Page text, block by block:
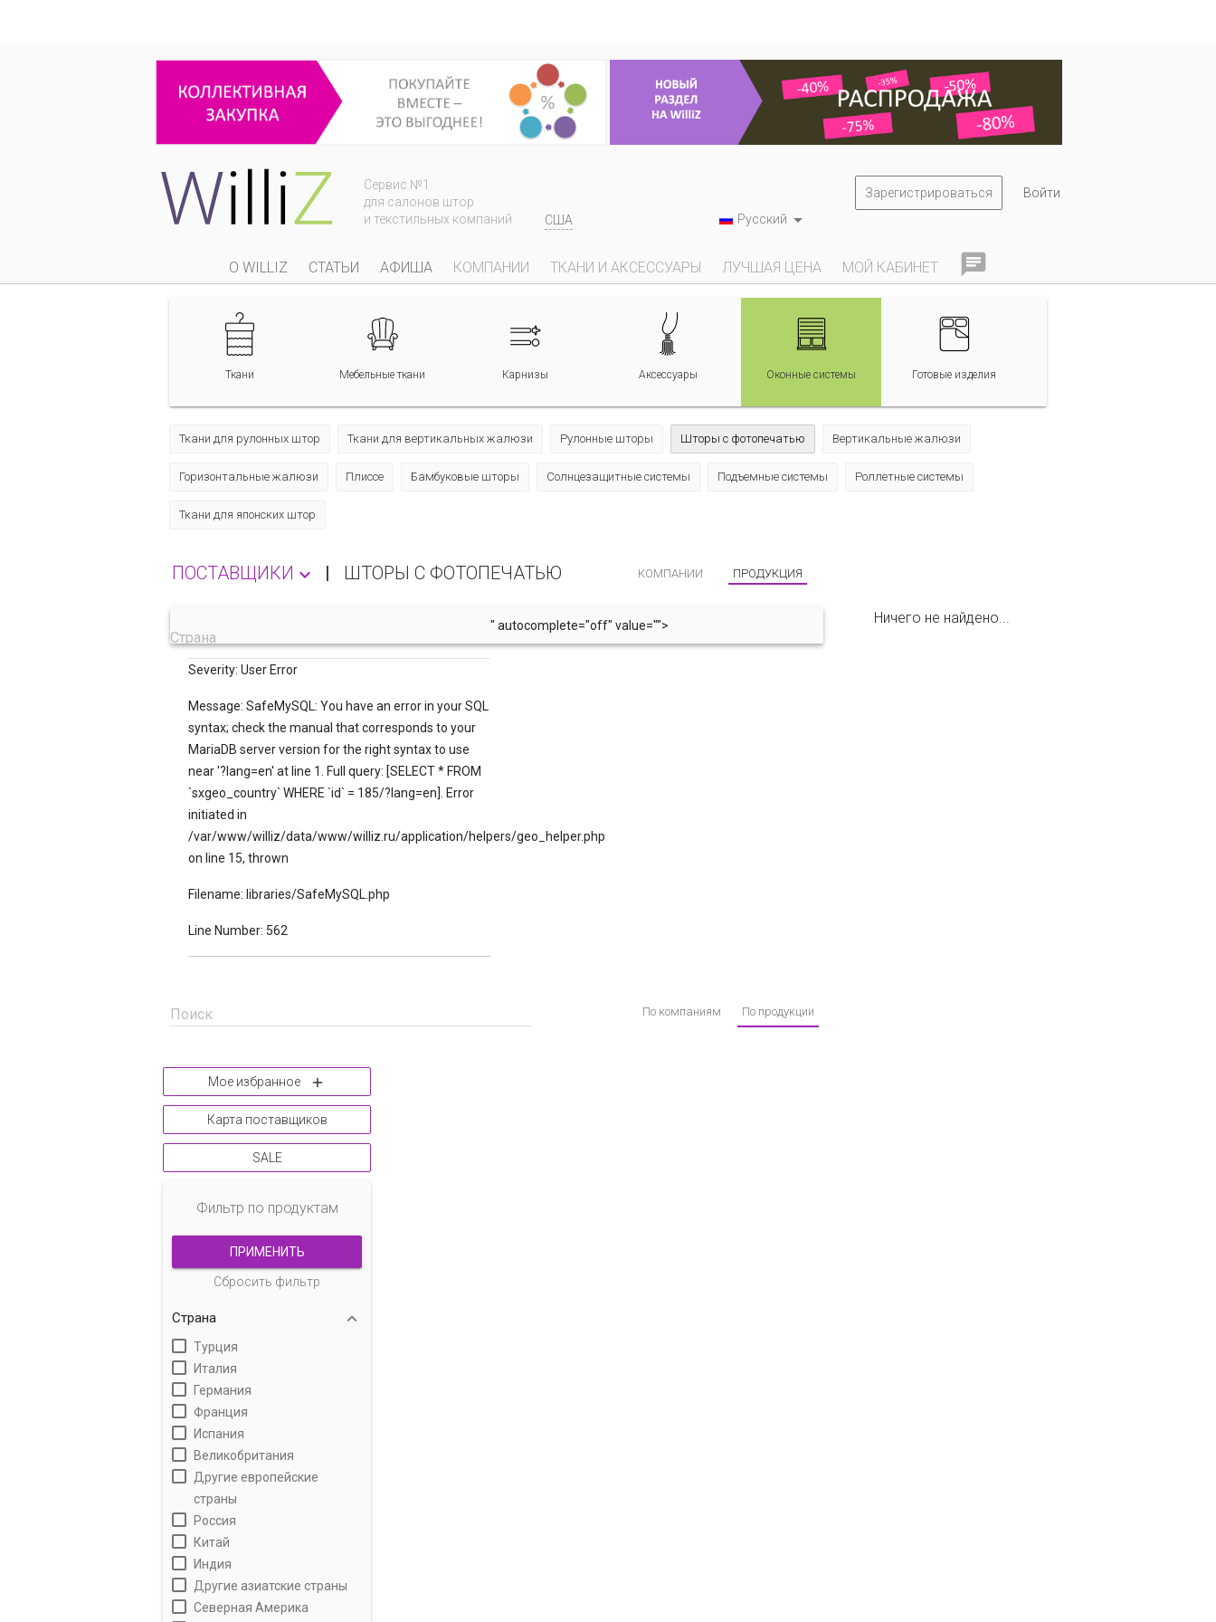
Сервис №1
для салонов штор
и текстильных компаний
США
Зарегистрироваться
Войти
Русский 
О WILLIZ СТАТЬИ АФИША КОМПАНИИ ТКАНИ И АКСЕССУАРЫ ЛУЧШАЯ ЦЕНА МОЙ КАБИНЕТ 
Ткани Мебельные ткани Карнизы Аксессуары Оконные системы Готовые изделия
Ткани для рулонных штор Ткани для вертикальных жалюзи Рулонные шторы Шторы с фотопечатью Вертикальные жалюзи
Горизонтальные жалюзи Плиссе Бамбуковые шторы Солнцезащитные системы Подъемные системы Роллетные системы
Ткани для японских штор
ПОСТАВЩИКИ  | ШТОРЫ С ФОТОПЕЧАТЬЮ КОМПАНИИ ПРОДУКЦИЯ
Severity: User Error
Message: SafeMySQL: You have an error in your SQL
syntax; check the manual that corresponds to your
MariaDB server version for the right syntax to use
near '?lang=en' at line 1. Full query: [SELECT * FROM
`sxgeo_country` WHERE `id` = 185/?lang=en]. Error
initiated in
/var/www/williz/data/www/williz.ru/application/helpers/geo_helper.php
on line 15, thrown
Filename: libraries/SafeMySQL.php
Line Number: 562
" autocomplete="off" value="">
Страна
Поиск По компаниям По продукции
Ничего не найдено...
Мое избранное 
Карта поставщиков
SALE
Фильтр по продуктам
ПРИМЕНИТЬ
Сбросить фильтр
Страна 
Турция
Италия
Германия
Франция
Испания
Великобритания
Другие европейские
страны
Россия
Китай
Индия
Другие азиатские страны
Северная Америка
info@williz.ru
Техническая поддержка
tech@williz.ru О проекте
Подпишитесь на нас:
Регистрируясь и размещая информацию на сайте, вы подтверждаете согласие с « Соглашением на обработку персональных данных».